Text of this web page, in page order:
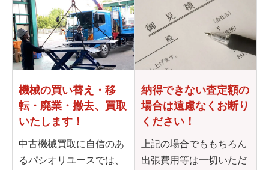
機械の買い替え・移
転・ 廃業・撤去、買取
いたします！
中古機械買取に自信のあ
るパシオリユースでは、
納得できない査定額の
場合は遠慮なくお断り
ください！
上記の場合でももちろん
出張費用等は一切いただ